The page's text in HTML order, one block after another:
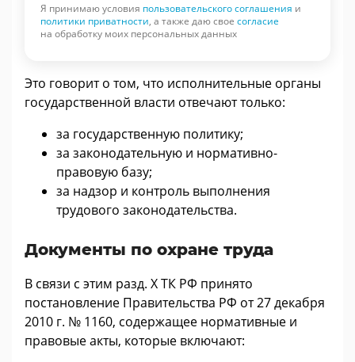
Я принимаю условия пользовательского соглашения и
политики приватности, а также даю свое согласие
на обработку моих персональных данных
Это говорит о том, что исполнительные органы
государственной власти отвечают только:
за государственную политику;
за законодательную и нормативно-
правовую базу;
за надзор и контроль выполнения
трудового законодательства.
Документы по охране труда
В связи с этим разд. X ТК РФ принято
постановление Правительства РФ от 27 декабря
2010 г. № 1160, содержащее нормативные и
правовые акты, которые включают: